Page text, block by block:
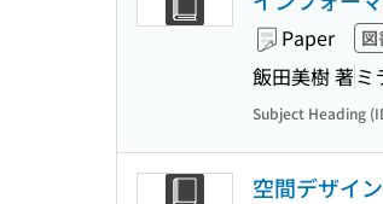
Paper 図
飯田美樹 著ミ
Subject Heading
空間デザイ